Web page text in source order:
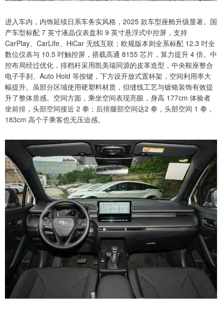
进入车内，内饰延续日系车务实风格，2025 款车型座舱升级显著。国
产车型标配 7 英寸液晶仪表盘和 9 英寸悬浮式中控屏，支持
CarPlay、CarLife、HiCar 无线互联；欧规版本则全系标配 12.3 吋全
数位仪表与 10.5 吋触控屏，搭载高通 8155 芯片，算力提升 4 倍。中
控布局经过优化，排档杆采用凯美瑞同源的皮革造型，中央鞍座整合
电子手刹、Auto Hold 等按键，下方设开放式置杯架，空间利用率大
幅提升。虽部分区域使用硬塑料材质，但缝线工艺与镀铬装饰有效提
升了整体质感。空间方面，乘坐空间表现亮眼，身高 177cm 体验者
坐前排，头部空间接近 2 拳；后排腿部空间达2 拳，头部空间 1 拳，
183cm 高个子乘客也无压迫感。